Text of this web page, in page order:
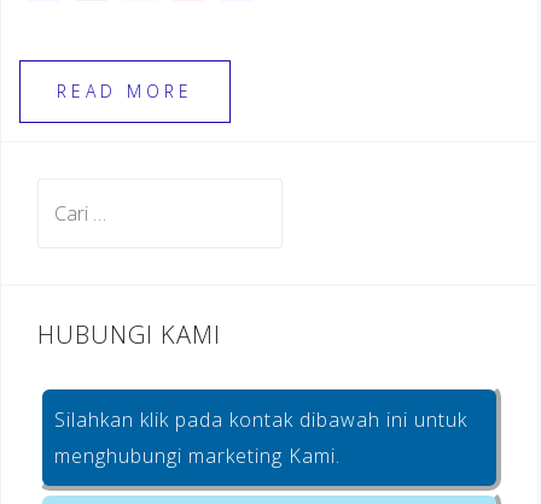
c
e
b
o
e
gr
a
te
e
READ MORE
HUBUNGI KAMI
Silahkan klik pada kontak dibawah ini untuk
menghubungi marketing Kami.